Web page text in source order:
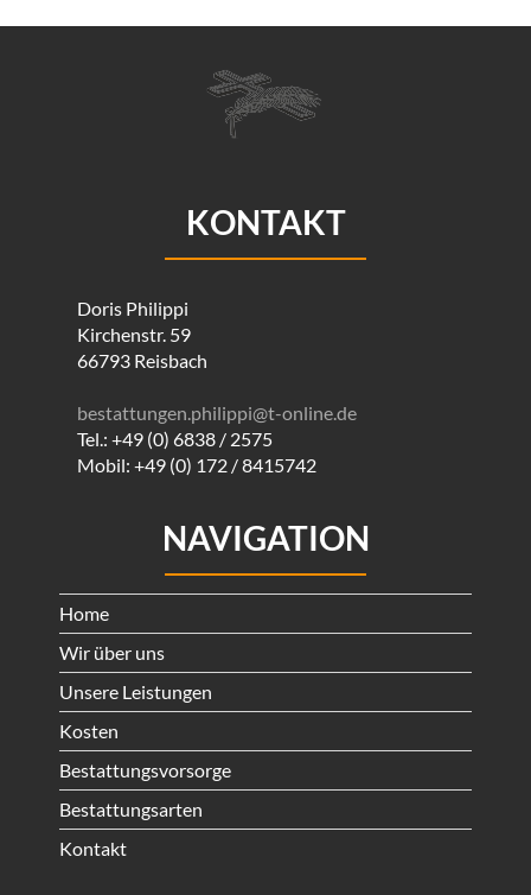
KONTAKT
Doris Philippi
Kirchenstr. 59
66793 Reisbach
bestattungen.philippi@t-online.de
Tel.: +49 (0) 6838 / 2575
Mobil: +49 (0) 172 / 8415742
NAVIGATION
Home
Wir über uns
Unsere Leistungen
Kosten
Bestattungsvorsorge
Bestattungsarten
Kontakt